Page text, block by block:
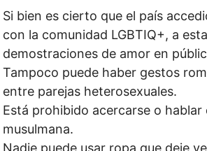
Si bien es cierto que el país
con la comunidad LGBTIQ+, a
demostraciones de amor en
Tampoco puede haber gestos
entre parejas heterosexuales.
Está prohibido acercarse o hablar
musulmana.